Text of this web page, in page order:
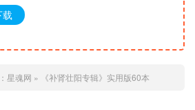
载
星魂网 » 《补肾壮阳专辑》实用版60本